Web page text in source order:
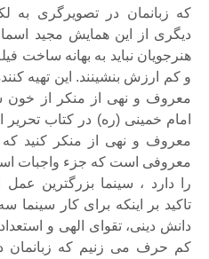
که زبانمان در تصویرگری
دیگری از این همایش مجید
هنرجویان نباید به بهانه ساخت
و کم ارزش بنشینند. این تهیه
معروف و نهی از منکر از خون
امام خمینی (ره) در کتاب
معروف و نهی از منکر کنید که
معروفی است که جزء واجبات
را دارد ، سینما بزرگترین
تاکید بر اینکه برای کار سینما
دانش دینی، تقوای الهی و
کم حرف می زنیم که زبانمان